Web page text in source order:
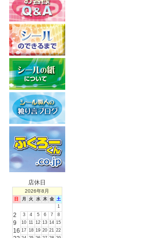
店休日
2026年8月
日 月 火 水 木 金 土
1
2 3 4 5 6 7 8
9 10 11 12 13 14 15
16 17 18 19 20 21 22